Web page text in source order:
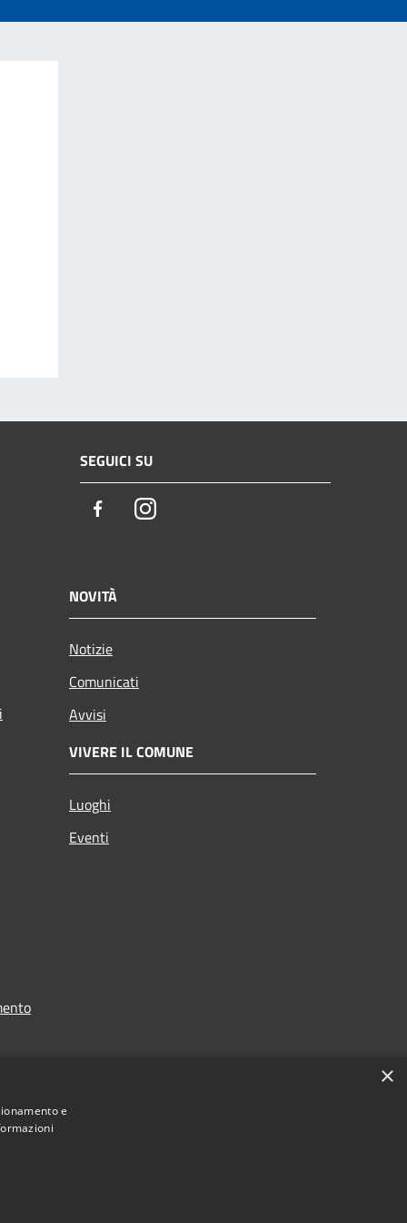
SEGUICI SU
FacebookInstagram
NOVITÀ
Notizie
Comunicati
Avvisi
VIVERE IL COMUNE
Luoghi
Eventi
×
e